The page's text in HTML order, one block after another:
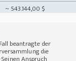
~ 543.144,00 $
beantragte der
die